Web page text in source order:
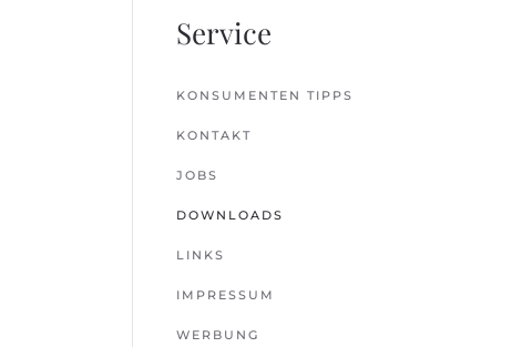
Service
KONSUMENTEN TIPPS
KONTAKT
JOBS
DOWNLOADS
LINKS
IMPRESSUM
WERBUNG